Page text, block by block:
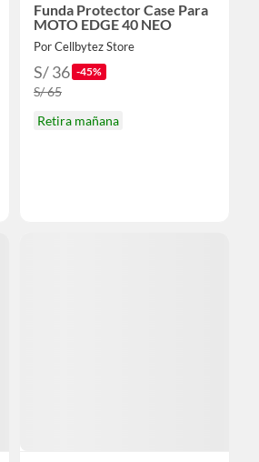
Funda Protector Case Para
MOTO EDGE 40 NEO
Por Cellbytez Store
S/ 36 -45%
S/ 65
Retira mañana